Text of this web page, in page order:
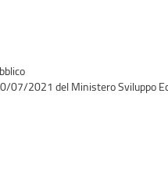
07/2021 del Ministero Sviluppo